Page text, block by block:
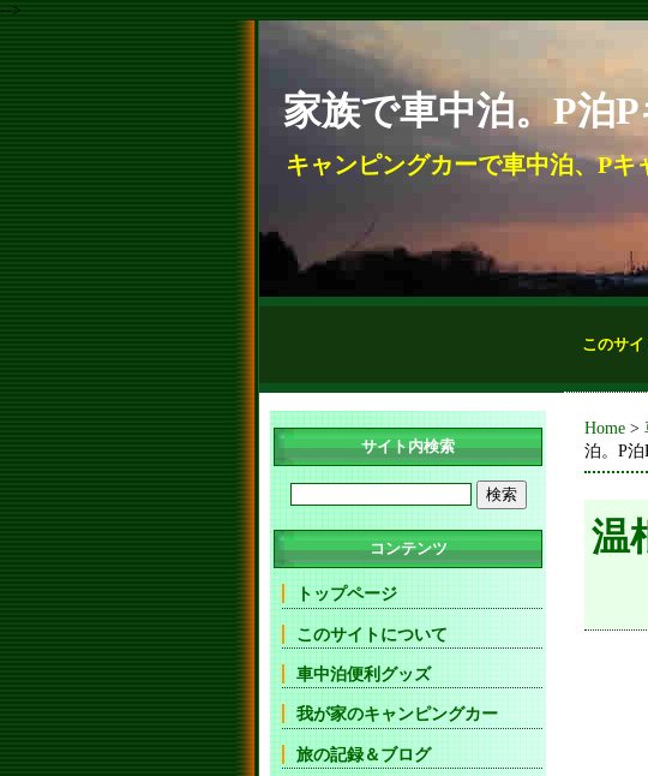
-->
家族で車中泊。P泊
キャンピングカーで車中泊、P
このサ
Home >
泊。P
温
サイト内検索
コンテンツ
トップページ
このサイトについて
車中泊便利グッズ
我が家のキャンピングカー
旅の記録＆ブログ